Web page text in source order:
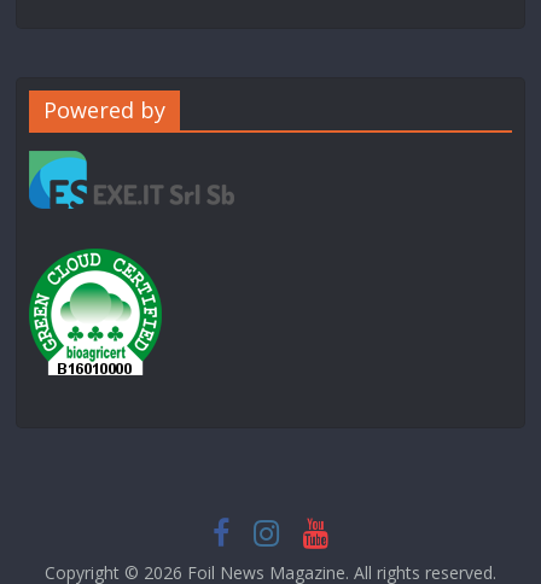
Powered by
Copyright © 2026 Foil News Magazine. All rights reserved.